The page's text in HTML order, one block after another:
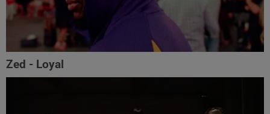
Zed - Loyal